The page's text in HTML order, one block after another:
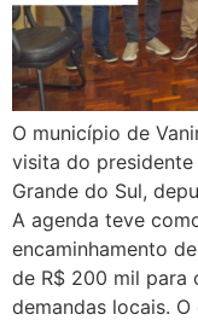
O município de
visita do
Grande do Sul,
A agenda teve
encaminhamento
de R$ 200 mil para
demandas locais.